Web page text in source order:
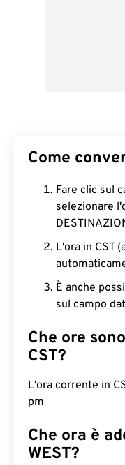
Come
Fare clic sul
selezionare
L'ora in CST
È anche
sul campo
Che ore
CST?
L'ora corrente in
pm
Che ora è
WEST?